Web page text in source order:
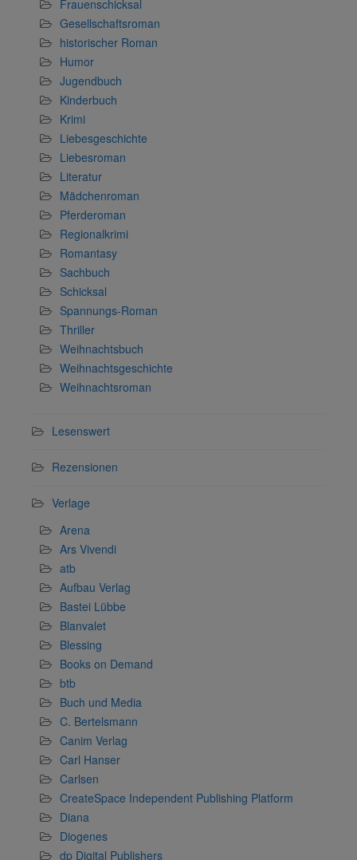
Frauenschicksal
Gesellschaftsroman
historischer Roman
Humor
Jugendbuch
Kinderbuch
Krimi
Liebesgeschichte
Liebesroman
Literatur
Mädchenroman
Pferderoman
Regionalkrimi
Romantasy
Sachbuch
Schicksal
Spannungs-Roman
Thriller
Weihnachtsbuch
Weihnachtsgeschichte
Weihnachtsroman
Lesenswert
Rezensionen
Verlage
Arena
Ars Vivendi
atb
Aufbau Verlag
Bastei Lübbe
Blanvalet
Blessing
Books on Demand
btb
Buch und Media
C. Bertelsmann
Canim Verlag
Carl Hanser
Carlsen
CreateSpace Independent Publishing Platform
Diana
Diogenes
dp Digital Publishers